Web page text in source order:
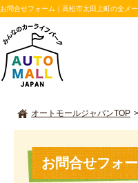
お問合せフォーム｜高松市太田上町の全メ
オートモールジャパンTOP >
お問合せフォ